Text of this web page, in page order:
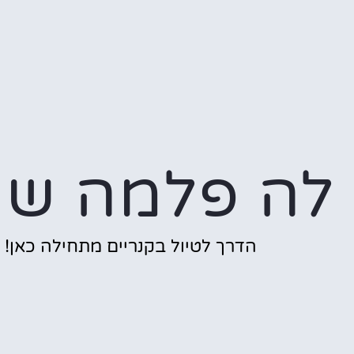
לה פלמה
הדרך לטיול בקנריים מתחילה כאן!